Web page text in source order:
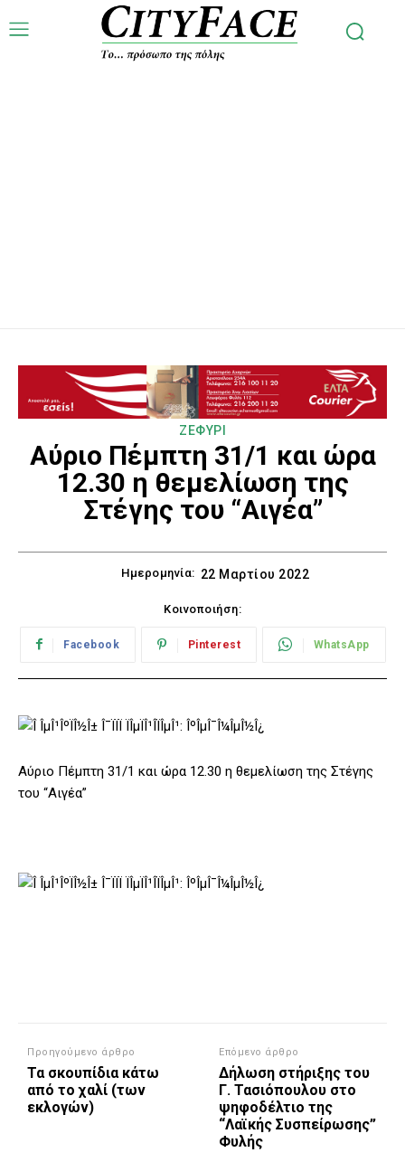
ΖΕΦΥΡΙ
Αύριο Πέμπτη 31/1 και ώρα
12.30 η θεμελίωση της
Στέγης του “Αιγέα”
Ημερομηνία: 22 Μαρτίου 2022
Κοινοποιήση:
Facebook Pinterest WhatsApp
Αύριο Πέμπτη 31/1 και ώρα 12.30 η θεμελίωση της Στέγης
του “Αιγέα”
Προηγούμενο άρθρο
Τα σκουπίδια κάτω
από το χαλί (των
εκλογών)
Επόμενο άρθρο
Δήλωση στήριξης του
Γ. Τασιόπουλου στο
ψηφοδέλτιο της
“Λαϊκής Συσπείρωσης”
Φυλής